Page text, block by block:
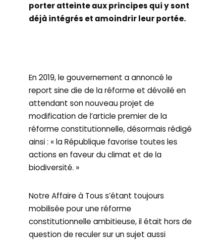
porter atteinte aux principes qui y sont
déjà intégrés et amoindrir leur portée.
En 2019, le gouvernement a annoncé le
report sine die de la réforme et dévoilé en
attendant son nouveau projet de
modification de l’article premier de la
réforme constitutionnelle, désormais rédigé
ainsi : « la République favorise toutes les
actions en faveur du climat et de la
biodiversité. »
Notre Affaire à Tous s’étant toujours
mobilisée pour une réforme
constitutionnelle ambitieuse, il était hors de
question de reculer sur un sujet aussi